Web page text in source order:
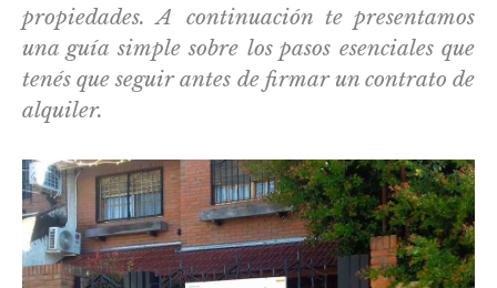
propiedades. A continuación te presentamos
una guía simple sobre los pasos esenciales que
tenés que seguir antes de firmar un contrato de
alquiler.